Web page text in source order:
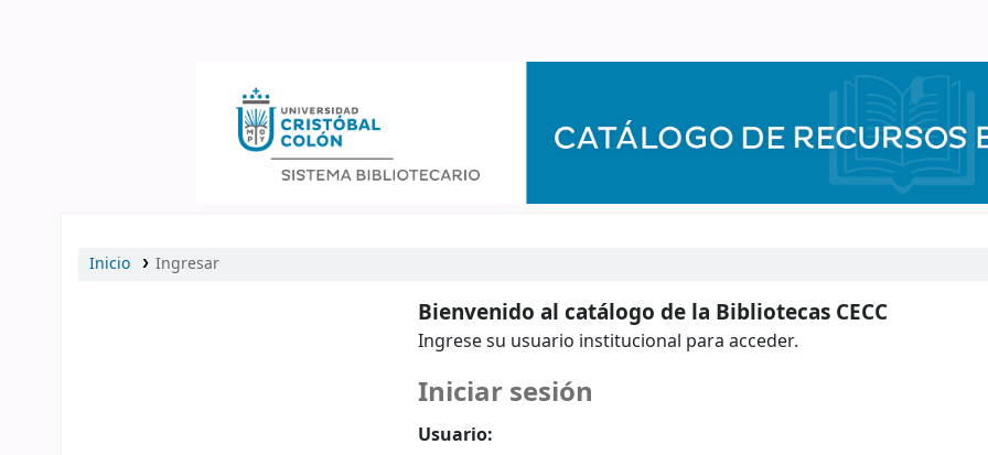
Inicio Ingresar
Bienvenido al catálogo de la Bibliotecas CECC
Ingrese su usuario institucional para acceder.
Iniciar sesión
Usuario: